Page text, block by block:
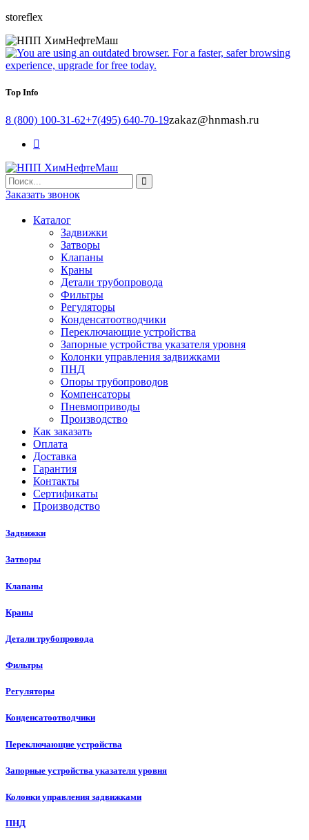
storeflex
Top Info
8 (800) 100-31-62+7(495) 640-70-19zakaz@hnmash.ru
Заказать звонок
Каталог
Задвижки
Затворы
Клапаны
Краны
Детали трубопровода
Фильтры
Регуляторы
Конденсатоотводчики
Переключающие устройства
Запорные устройства указателя уровня
Колонки управления задвижками
ПНД
Опоры трубопроводов
Компенсаторы
Пневмоприводы
Производство
Как заказать
Оплата
Доставка
Гарантия
Контакты
Сертификаты
Производство
Задвижки
Затворы
Клапаны
Краны
Детали трубопровода
Фильтры
Регуляторы
Конденсатоотводчики
Переключающие устройства
Запорные устройства указателя уровня
Колонки управления задвижками
ПНД